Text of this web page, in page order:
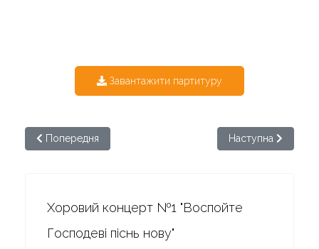
Завантажити партитуру
Попередня стаття: Бортнянський. Хоровий концерт №26
Попередня Наступна стаття:
Наступна
Хоровий концерт №1 "Воспойте
Господеві піснь нову"